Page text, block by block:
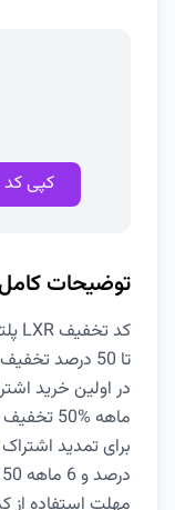
کپی کد
توضیحات
کد تخفیف LXR پلتفرم فیلیمو 1 مهر ماه
تا 50 درصد تخفیف اشتراک‌‌های فیلیمو
ماهه %50 تخفیف
درصد و 6 ماهه 50 درصد تخفیف